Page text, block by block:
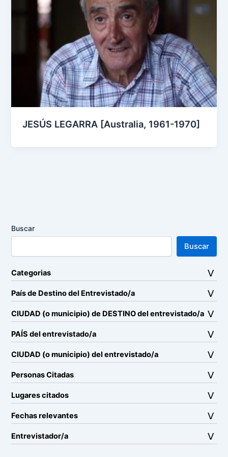
JESÚS LEGARRA [Australia, 1961-1970]
Buscar
Buscar
Categorias
País de Destino del Entrevistado/a
CIUDAD (o municipio) de DESTINO del entrevistado/a
PAÍS del entrevistado/a
CIUDAD (o municipio) del entrevistado/a
Personas Citadas
Lugares citados
Fechas relevantes
Entrevistador/a